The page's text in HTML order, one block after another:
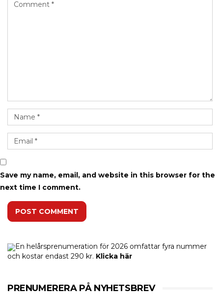
Save my name, email, and website in this browser for the
next time I comment.
POST COMMENT
En helårsprenumeration för 2026 omfattar fyra nummer
och kostar endast 290 kr. Klicka här
PRENUMERERA PÅ NYHETSBREV